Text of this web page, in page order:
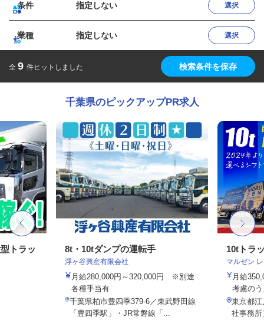
条件 指定しない 選択
業種 指定しない 選択
全 9 件ヒットしました 検索条件を保存
千葉県のピックアップPR求人
トラッ 8t・10tダンプの運転手
浮ヶ谷興産有限会社
月給280,000円～320,000円 ※別途
各種手当有
千葉県柏市豊四季379-6／東武野田線
「豊四季駅」・JR常磐線「...
10tトラ
マルゼン
月給
考慮の
東京都江
社事務